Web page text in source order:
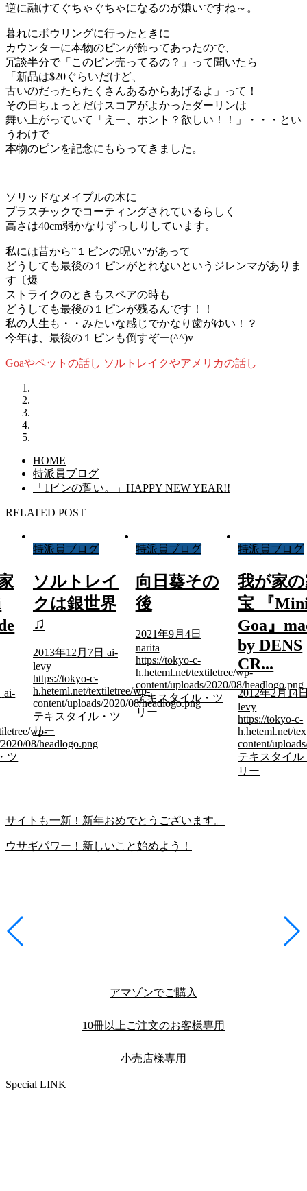
逆に融けてぐちゃぐちゃになるのが嫌いですね～。
暮れにボウリングに行ったときに
カウンターに本物のピンが飾ってあったので、
冗談半分で「このピン売ってるの？」って聞いたら
「新品は$20ぐらいだけど、
古いのだったらたくさんあるからあげるよ」って！
その日ちょっとだけスコアがよかったダーリンは
舞い上がっていて「えー、ホント？欲しい！！」・・・とい
うわけで
本物のピンを記念にもらってきました。
ソリッドなメイプルの木に
プラスチックでコーティングされているらしく
高さは40cm弱かなりずっしりしています。
私には昔から”１ピンの呪い”があって
どうしても最後の１ピンがとれないというジレンマがありま
す〔爆
ストライクのときもスペアの時も
どうしても最後の１ピンが残るんです！！
私の人生も・・みたいな感じでかなり歯がゆい！？
今年は、最後の１ピンも倒すぞー(^^)v
Goaやペットの話し ソルトレイクやアメリカの話し
HOME
特派員ブログ
「1ピンの誓い。」HAPPY NEW YEAR!!
RELATED POST
ai-
wp-
08/headlogo.png
ツ
特派員ブログ
ソルトレイ
クは銀世界
♫
2013年12月7日 ai-
levy
https://tokyo-c-
h.heteml.net/textiletree/wp-
content/uploads/2020/08/headlogo.png
テキスタイル・ツ
リー
特派員ブログ
向日葵その
後
2021年9月4日
narita
https://tokyo-c-
h.heteml.net/textiletree/wp-
content/uploads/2020/08/headlogo.png
テキスタイル・ツ
リー
特派員ブログ
我が家
宝 『
Goa』
by DENS
CR...
2012年2月14
levy
https://tokyo-c-
h.heteml.net/
content/
テキスタイル
リー
サイトも一新！新年おめでとうございます。
ウサギパワー！新しいこと始めよう！
アマゾンでご購入
10冊以上ご注文のお客様専用
小売店様専用
Special LINK